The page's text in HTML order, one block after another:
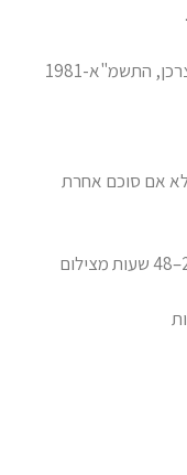
התשמ"א-1981
אם סוכם אחרת
•במקרה של פגם – יש ליצור קשר תוך 24–48 שעות מצילום